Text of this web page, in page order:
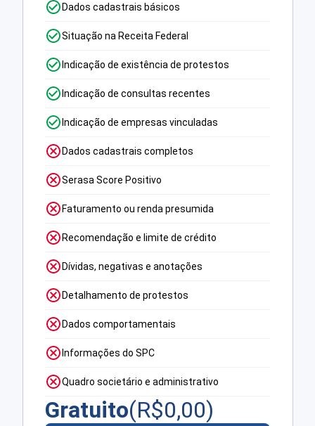
Dados cadastrais básicos
Situação na Receita Federal
Indicação de existência de protestos
Indicação de consultas recentes
Indicação de empresas vinculadas
Dados cadastrais completos
Serasa Score Positivo
Faturamento ou renda presumida
Recomendação e limite de crédito
Dívidas, negativas e anotações
Detalhamento de protestos
Dados comportamentais
Informações do SPC
Quadro societário e administrativo
Gratuito(R$0,00)